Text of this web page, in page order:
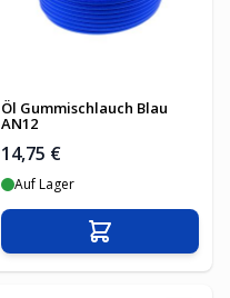
Öl Gummischlauch Blau
AN12
14,75 €
Auf Lager
In den